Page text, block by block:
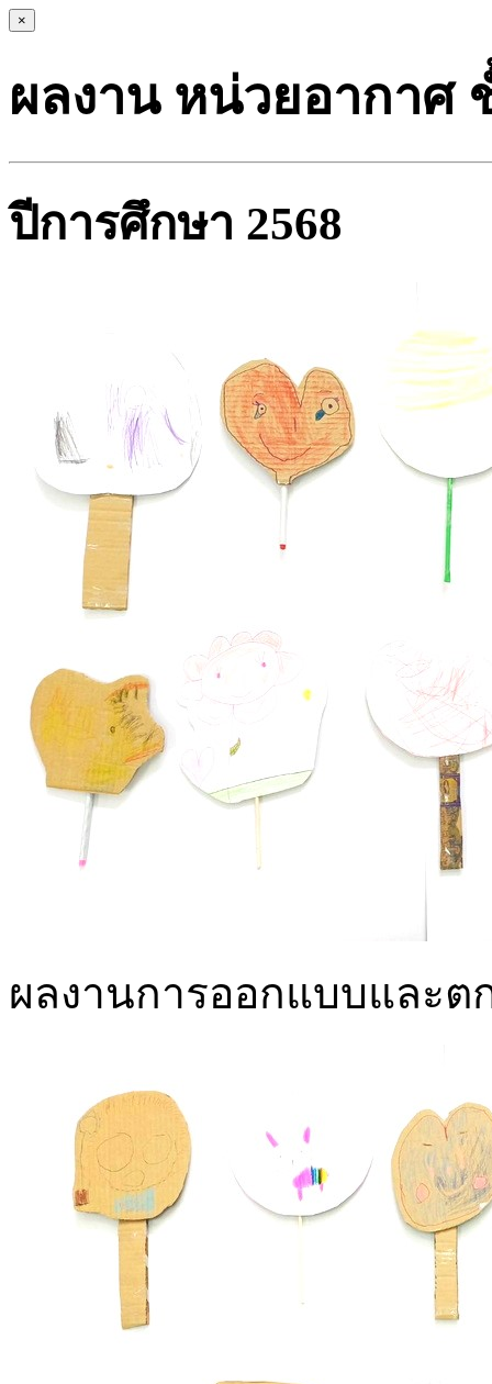
×
ผลงาน หน่วยอากาศ
ปีการศึกษา 2568
ผลงานการออกแบบและต